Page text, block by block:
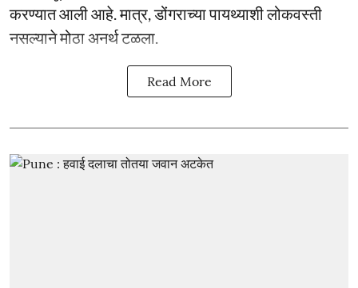
करण्यात आली आहे. मात्र, डोंगराच्या पायथ्याशी लोकवस्ती
नसल्याने मोठा अनर्थ टळला.
Read More